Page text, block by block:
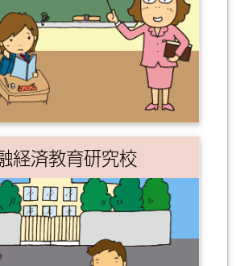
経済教育研究校